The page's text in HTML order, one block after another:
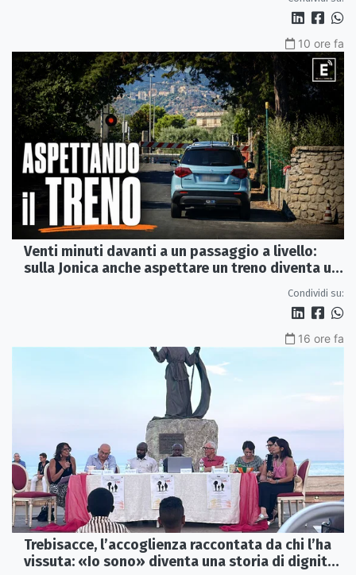
10 ore fa
Venti minuti davanti a un passaggio a livello:
sulla Jonica anche aspettare un treno diventa un
Condividi su:
16 ore fa
Trebisacce, l’accoglienza raccontata da chi l’ha
vissuta: «Io sono» diventa una storia di dignità